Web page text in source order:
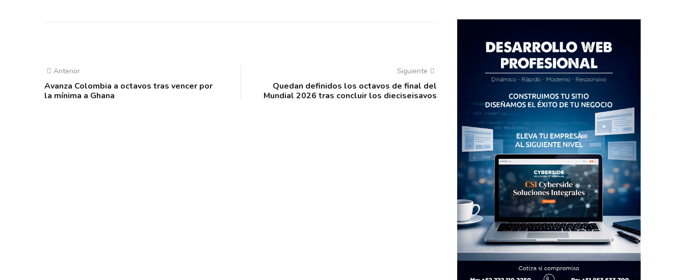
Anterior
Avanza Colombia a octavos tras vencer por
la mínima a Ghana
Siguiente
Quedan definidos los octavos de final del
Mundial 2026 tras concluir los dieciseisavos